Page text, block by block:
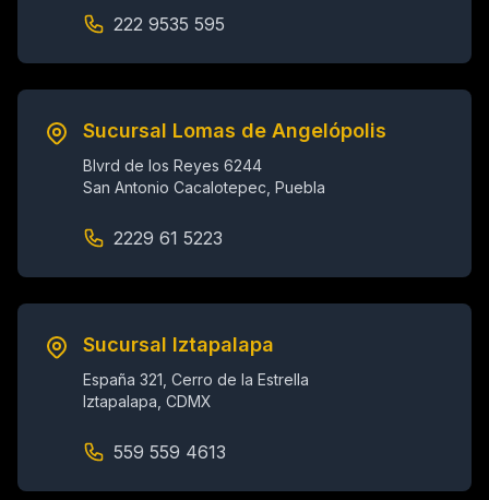
222 9535 595
Sucursal Lomas de Angelópolis
Blvrd de los Reyes 6244
San Antonio Cacalotepec, Puebla
2229 61 5223
Sucursal Iztapalapa
España 321, Cerro de la Estrella
Iztapalapa, CDMX
559 559 4613